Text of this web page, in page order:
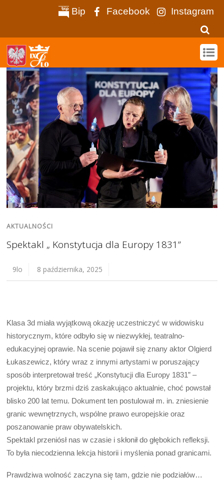
Bip Facebook Instagram
AKTUALNOŚCI
Spektakl „ Konstytucja dla Europy 1831”
9lo 8 października, 2025
Klasa 3d miała wyjątkową okazję uczestniczyć w widowisku
historycznym, które odbyło się w niezwykłej, teatralno-
edukacyjnej oprawie. Na scenie pojawił się znany aktor Olgierd
Łukaszewicz, który wraz z innymi artystami w poruszający
sposób interpretował treść „Konstytucji dla Europy 1831” –
projektu, który brzmi dziś zaskakująco aktualnie, choć powstał
blisko 200 lat temu. Dokument ten postulował m. in. zniesienie
granic wewnętrznych, wspólne prawo europejskie oraz
poszanowanie praw obywatelskich.
Spektakl przeniósł nas w czasie i skłonił do głębokich refleksji.
To była niecodzienna lekcja historii i myślenia ponad granicami.
Prawdziwa wolność zaczyna się tam, gdzie nie podziałów…